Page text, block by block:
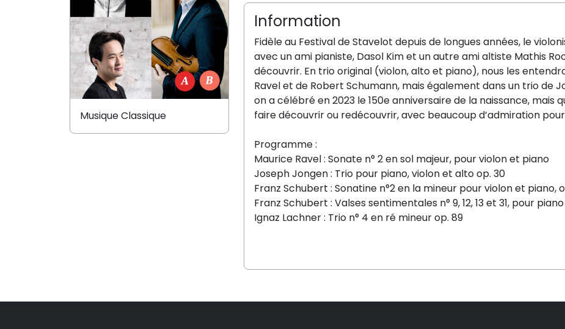
Information
Fidèle au Festival de Stavelot depuis de longues années, le
avec un ami pianiste, Dasol Kim et un autre ami altiste Mathis
découvrir. En trio original (violon, alto et piano), nous les
Ravel et de Robert Schumann, mais également dans un trio de
on a célébré en 2023 le 150e anniversaire de la naissance, mais
faire découvrir ou redécouvrir, avec beaucoup d’admiration
Programme :
Maurice Ravel : Sonate n° 2 en sol majeur, pour violon et piano
Joseph Jongen : Trio pour piano, violon et alto op. 30
Franz Schubert : Sonatine n°2 en la mineur pour violon et piano,
Franz Schubert : Valses sentimentales n° 9, 12, 13 et 31, pour
Ignaz Lachner : Trio n° 4 en ré mineur op. 89
Musique Classique